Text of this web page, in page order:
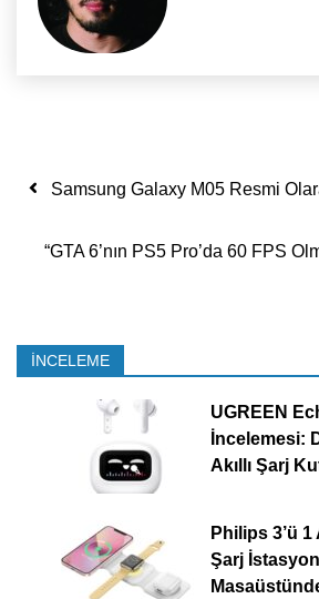
Yazı dolaşımı
Samsung Galaxy M05 Resmi
“GTA 6’nın PS5 Pro’da 60 FPS
İNCELEME
UGREEN
İncelemesi:
Akıllı Şarj
Philips 3’ü
Şarj